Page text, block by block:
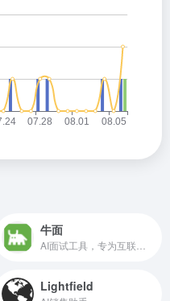
牛面
Lightfield